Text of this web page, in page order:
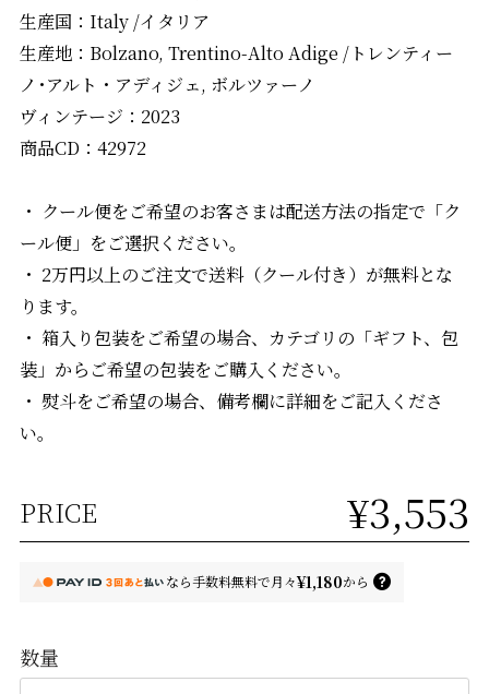
生産国：Italy /イタリア
生産地：Bolzano, Trentino-Alto Adige /トレンティー
ノ･アルト・アディジェ, ボルツァーノ
ヴィンテージ：2023
商品CD：42972
・ クール便をご希望のお客さまは配送方法の指定で「ク
ール便」をご選択ください。
・ 2万円以上のご注文で送料（クール付き）が無料とな
ります。
・ 箱入り包装をご希望の場合、カテゴリの「ギフト、包
装」からご希望の包装をご購入ください。
・ 熨斗をご希望の場合、備考欄に詳細をご記入くださ
い。
PRICE ¥3,553
なら手数料無料で月々¥1,180から
数量